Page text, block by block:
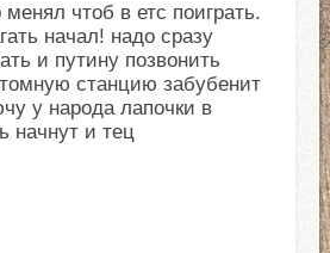
чтоб в етс поиграть.
начал! надо сразу
и путину позвонить
станцию забубенит
у народа лапочки в
начнут и тец